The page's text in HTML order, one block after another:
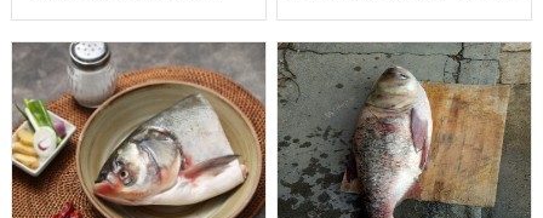
健康生活！ (47 characters)